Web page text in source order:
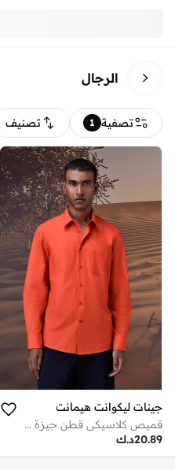
الرجال
تصفية 1 تصنيف
جينات ليكوانت هيمانت
قميص كلاسيكي قطن جيزة أحمر كوكيليكو
د.ك20.89